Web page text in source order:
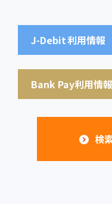
J-Debit利用情報
Bank Pay利用情報
検